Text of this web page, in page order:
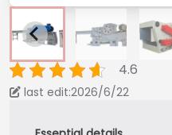
4.6
last edit:2026/6/22